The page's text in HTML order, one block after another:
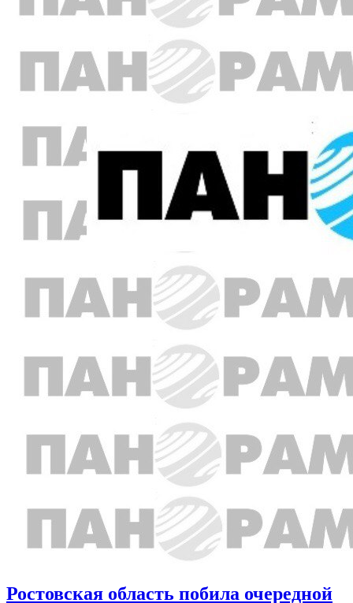
Ростовская область побила очередной